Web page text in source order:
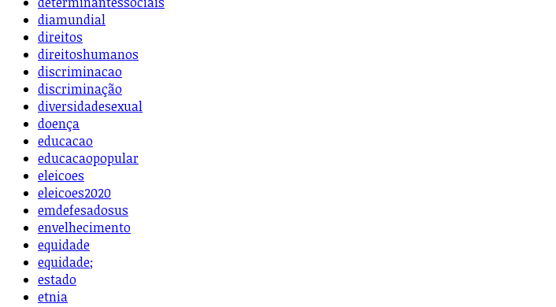
diamundial
direitos
direitoshumanos
discriminacao
discriminação
diversidadesexual
doença
educacao
educacaopopular
eleicoes
eleicoes2020
emdefesadosus
envelhecimento
equidade
equidade;
estado
etnia